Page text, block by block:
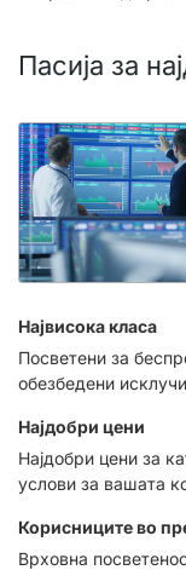
Пасија за
Највисока класа
Посветени за
обезбедени
Најдобри цени
Најдобри цени за
услови за вашата
Корисниците во
Врховна